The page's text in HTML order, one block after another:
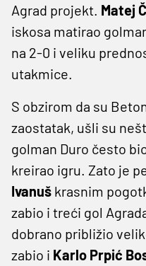
Agrad projekt. Matej
iskosa matirao
na 2-0 i veliku
utakmice.
S obzirom da su
zaostatak, ušli su
golman Duro često
kreirao igru. Zato je
Ivanuš krasnim
zabio i treći gol
dobrano približio
zabio i Karlo Prpić